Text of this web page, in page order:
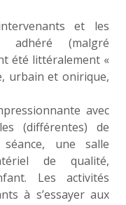
et les
adhéré (malgré
été littéralement «
urbain et onirique,
avec
(différentes) de
une salle
de qualité,
Les activités
à s’essayer aux